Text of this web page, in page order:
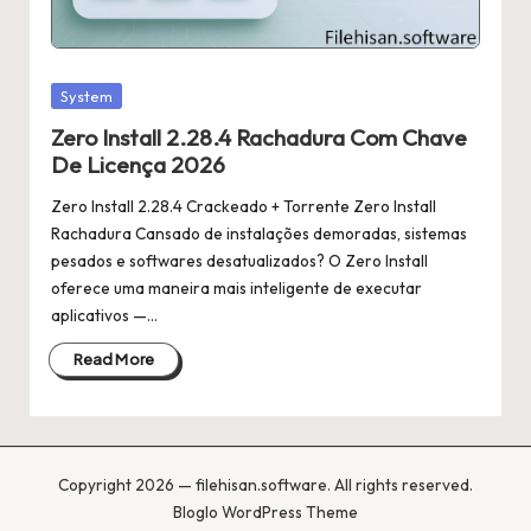
Posted
System
Zero Install 2.28.4 Rachadura Com Chave
De Licença 2026
Zero Install 2.28.4 Crackeado + Torrente Zero Install
Rachadura Cansado de instalações demoradas, sistemas
pesados e softwares desatualizados? O Zero Install
oferece uma maneira mais inteligente de executar
aplicativos —…
Read More
Copyright 2026 — filehisan.software. All rights reserved.
Bloglo WordPress Theme